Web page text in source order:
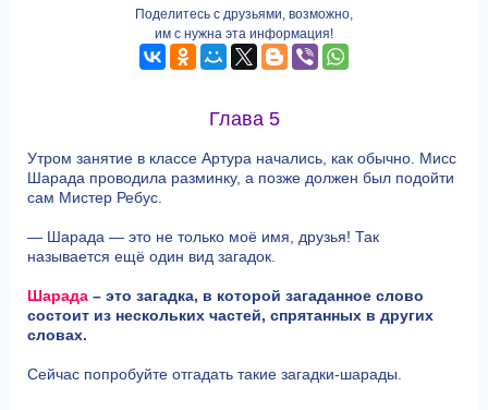
Поделитесь с друзьями, возможно,
им с нужна эта информация!
Глава 5
Утром занятие в классе Артура начались, как обычно. Мисс
Шарада проводила разминку, а позже должен был подойти
сам Мистер Ребус.
— Шарада — это не только моё имя, друзья! Так
называется ещё один вид загадок.
Шарада – это загадка, в которой загаданное слово
состоит из нескольких частей, спрятанных в других
словах.
Сейчас попробуйте отгадать такие загадки-шарады.